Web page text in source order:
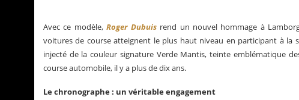
Avec ce modèle,Roger Dubuisrend un nouvel hommage à
voitures de course atteignent le plus haut niveau en participant à la
injecté de la couleur signature Verde Mantis, teinte emblématique
course automobile, il y a plus de dix ans.
Le chronographe : un véritable engagement
Santos de Cartier Le business des montres en